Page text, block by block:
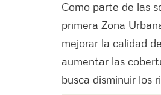
Como parte de las
primera Zona
mejorar la calidad
aumentar las
busca disminuir los